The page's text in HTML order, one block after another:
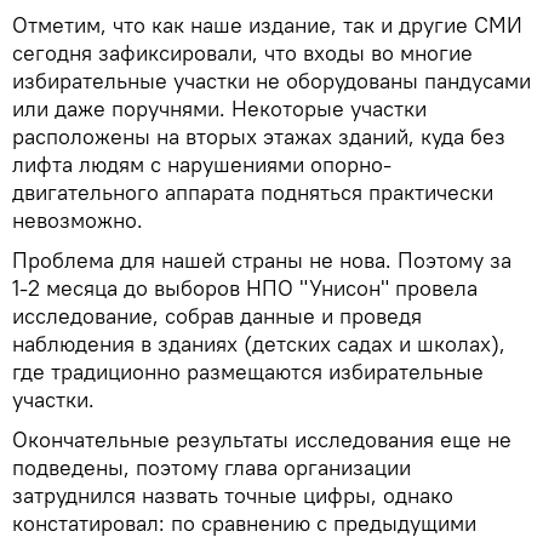
Отметим, что как наше издание, так и другие СМИ
сегодня зафиксировали, что входы во многие
избирательные участки не оборудованы пандусами
или даже поручнями. Некоторые участки
расположены на вторых этажах зданий, куда без
лифта людям с нарушениями опорно-
двигательного аппарата подняться практически
невозможно.
Проблема для нашей страны не нова. Поэтому за
1-2 месяца до выборов НПО "Унисон" провела
исследование, собрав данные и проведя
наблюдения в зданиях (детских садах и школах),
где традиционно размещаются избирательные
участки.
Окончательные результаты исследования еще не
подведены, поэтому глава организации
затруднился назвать точные цифры, однако
констатировал: по сравнению с предыдущими